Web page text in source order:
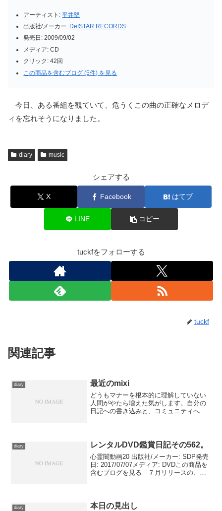
アーティスト: 平井堅
出版社/メーカー: DefSTAR RECORDS
発売日: 2009/09/02
メディア: CD
クリック : 42回
この商品を含むブログ (5件) を見る
今日、ある番組を観ていて、危うくこの曲の正確なメロデ
ィを忘れそうになりました。
diary music
シェアする
X Facebook はてブ
LINE コピー
tuckfをフォローする
tuckf
関連記事
diary 最近のmixi
どうもマナーを根本的に理解していない
人間がやたら増えた気がします。自分の
日記への書き込みと、コミュニティへの
も、何が問題なのか最後ま...
diary レンタルDVD鑑賞日記その562。
心霊闇動画20 出版社/メーカー: SDP発売
日: 2017/07/07メディア: DVDこの商品を
含むブログを見る ７月リリースの、心
diary 本日の見出し